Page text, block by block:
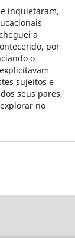
inquietaram,
a
por
o
sujeitos e
seus pares,
no